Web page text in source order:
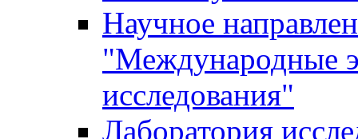
Научное
"Международные
исследования"
Лаборатория